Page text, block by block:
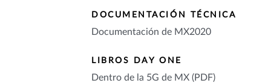
DOCUMENTACIÓN TÉCNICA
Documentación de MX2020
LIBROS DAY ONE
Dentro de la 5G de MX (PDF)